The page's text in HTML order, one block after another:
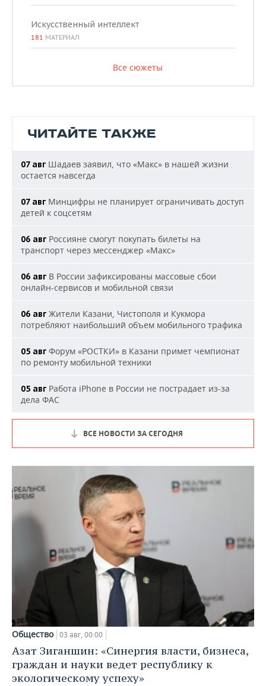
Искусственный интеллект
181 МАТЕРИАЛ
Все сюжеты
ЧИТАЙТЕ ТАКЖЕ
07 авг Шадаев заявил, что «Макс» в нашей жизни
остается навсегда
07 авг Минцифры не планирует ограничивать доступ
детей к соцсетям
06 авг Россияне смогут покупать билеты на
транспорт через мессенджер «Макс»
06 авг В России зафиксированы массовые сбои
онлайн-сервисов и мобильной связи
06 авг Жители Казани, Чистополя и Кукмора
потребляют наибольший объем мобильного трафика
05 авг Форум «РОСТКИ» в Казани примет чемпионат
по ремонту мобильной техники
05 авг Работа iPhone в России не пострадает из-за
дела ФАС
ВСЕ НОВОСТИ ЗА СЕГОДНЯ
Общество 03 авг, 00:00
Азат Зиганшин: «Синергия власти, бизнеса,
граждан и науки ведет республику к
экологическому успеху»